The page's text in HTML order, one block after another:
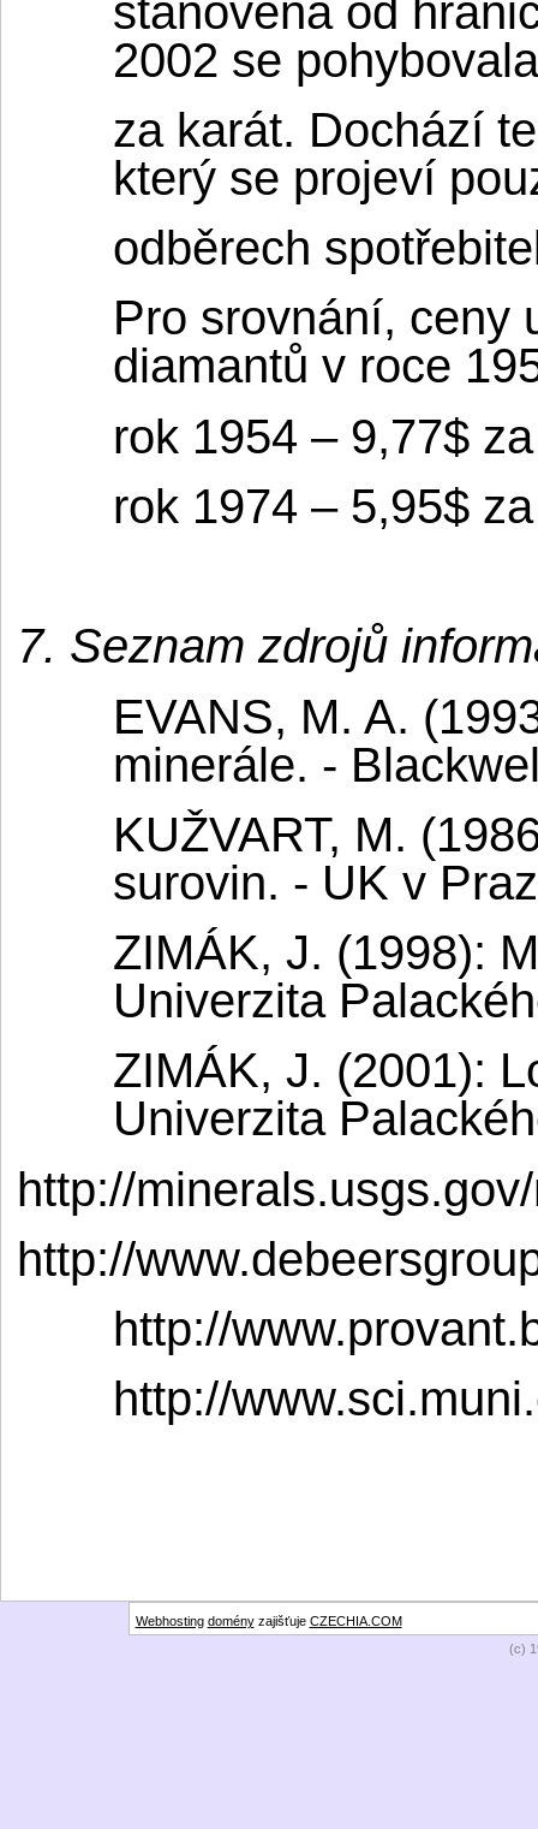
stanovena od
2002 se
za karát. Dochází
který se projeví
odběrech
Pro srovnání, ceny
diamantů v roce
rok 1954 – 9,77$
rok 1974 – 5,95$
7. Seznam zdrojů
EVANS, M. A.
minerále. -
KUŽVART, M.
surovin. - UK v
ZIMÁK, J. (1998):
Univerzita
ZIMÁK, J. (2001):
Univerzita
http://
http://
http://
http://
Webhosting doményzajišťuje CZECHIA.COM
(c)